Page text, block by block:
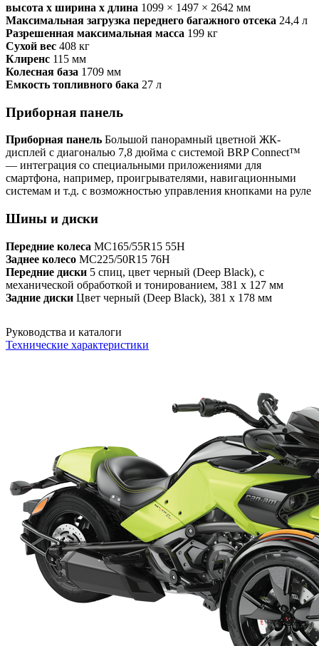
высота х ширина х длина 1099 × 1497 × 2642 мм
Максимальная загрузка переднего багажного отсека 24,4 л
Разрешенная максимальная масса 199 кг
Сухой вес 408 кг
Клиренс 115 мм
Колесная база 1709 мм
Емкость топливного бака 27 л
Приборная панель
Приборная панель Большой панорамный цветной ЖК-
дисплей с диагональю 7,8 дюйма с системой BRP Connect™
— интеграция со специальными приложениями для
смартфона, например, проигрывателями, навигационными
системам и т.д. с возможностью управления кнопками на руле
Шины и диски
Передние колеса MC165/55R15 55H
Заднее колесо MC225/50R15 76H
Передние диски 5 спиц, цвет черный (Deep Black), с
механической обработкой и тонированием, 381 x 127 мм
Задние диски Цвет черный (Deep Black), 381 x 178 мм
Руководства и каталоги
Технические характеристики